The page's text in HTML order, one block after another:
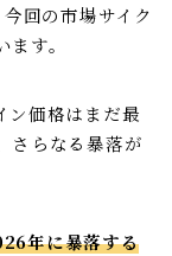
回の市場サイク
す。
ン価格はまだ最
さらなる暴落が
年に暴落する